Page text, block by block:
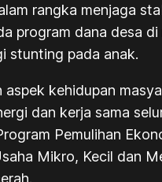
rangka menjaga
program dana desa di
stunting pada anak.
kehidupan
dan kerja sama
Pemulihan
Mikro, Kecil dan